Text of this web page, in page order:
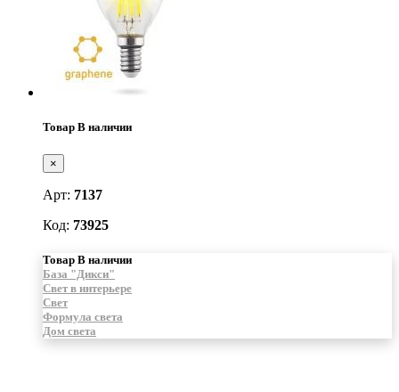
Товар В наличии
×
Арт: 7137
Код: 73925
Товар В наличии
База "Дикси"
Свет в интерьере
Свет
Формула света
Дом света